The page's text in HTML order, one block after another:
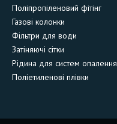
Поліпропіленовий фітінг
Газові колонки
Фільтри для води
Затіняючі сітки
Рідина для систем опалення
Поліетиленові плівки